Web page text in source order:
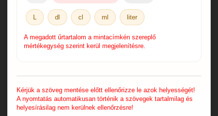
L dl cl ml liter
A megadott űrtartalom a mintacímkén szereplő
mértékegység szerint kerül megjelenítésre.
Kérjük a szöveg mentése előtt ellenőrizze le azok helyességét!
A nyomtatás automatikusan történik a szövegek tartalmilag és
helyesírásilag nem kerülnek ellenőrzésre!